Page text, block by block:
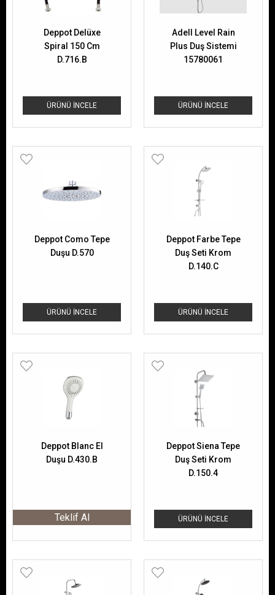
ÜRÜNÜ İNCELE
Deppot Delüxe
Spiral 150 Cm
D.716.B
ÜRÜNÜ İNCELE
Adell Level Rain
Plus Duş Sistemi
15780061
ÜRÜNÜ İNCELE
Deppot Como Tepe
Duşu D.570
ÜRÜNÜ İNCELE
Deppot Farbe Tepe
Duş Seti Krom
D.140.C
Deppot Blanc El
Duşu D.430.B
Teklif Al ÜRÜNÜ İNCELE
Deppot Siena Tepe
Duş Seti Krom
D.150.4